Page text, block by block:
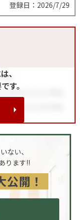
登録日：2026/7/29
、
す。
ない、
ります!!
公開！